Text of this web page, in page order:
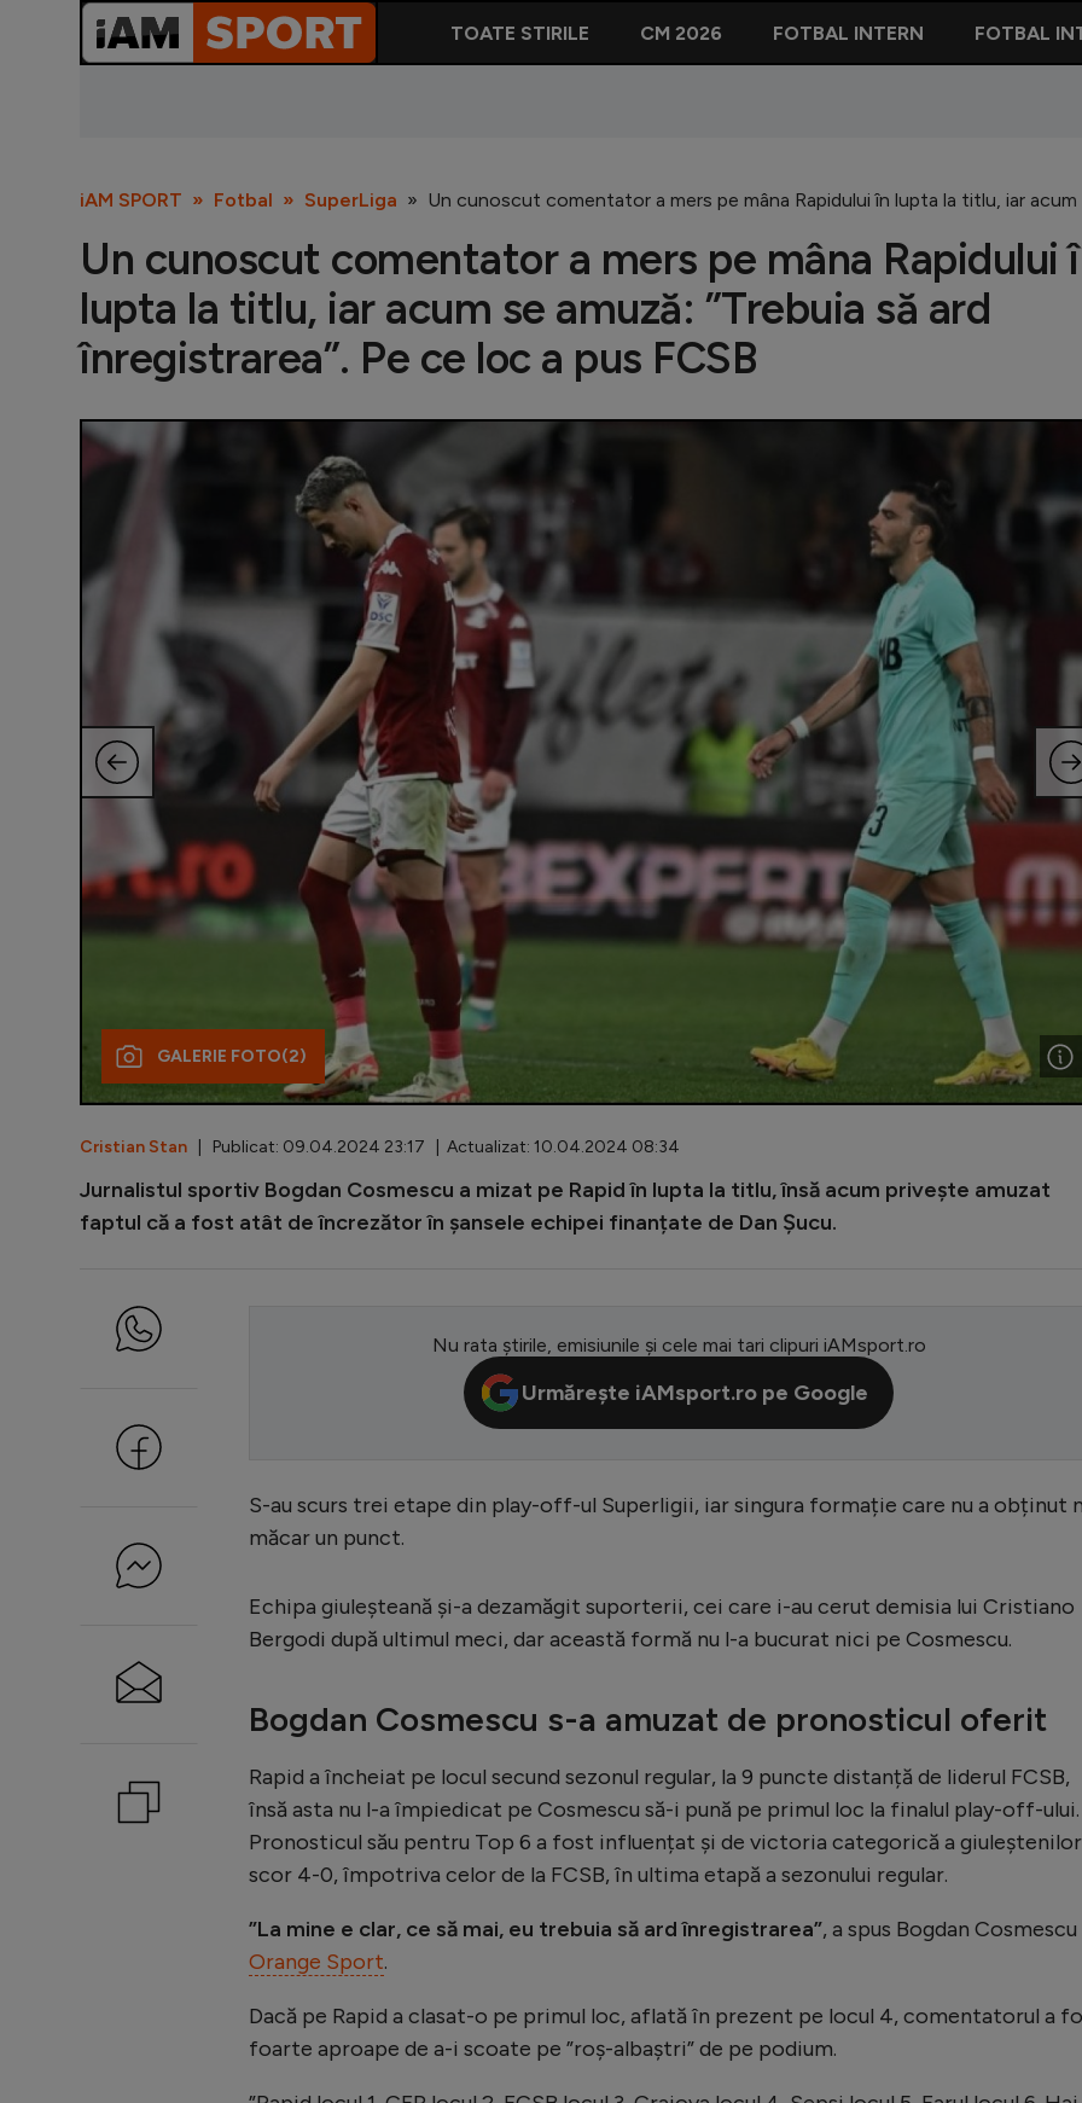
TOATE STIRILE CM 2026 FOTBAL INTERN FOTBAL
iAM SPORT Fotbal SuperLiga Un cunoscut comentator a mers pe mâna Rapidului în lupta la titlu, iar acum
Un cunoscut comentator a mers pe mâna Rapidului
lupta la titlu, iar acum se amuză: ”Trebuia să ard
înregistrarea”. Pe ce loc a pus FCSB
GALERIE FOTO(2)
Cristian Stan | Publicat: 09.04.2024 23:17 | Actualizat: 10.04.2024 08:34
Jurnalistul sportiv Bogdan Cosmescu a mizat pe Rapid în lupta la titlu, însă acum privește amuzat
faptul că a fost atât de încrezător în șansele echipei finanțate de Dan Șucu.
Nu rata știrile, emisiunile și cele mai tari clipuri iAMsport.ro
Urmărește iAMsport.ro pe Google
S-au scurs trei etape din play-off-ul Superligii, iar singura formație care nu a obținut
măcar un punct.
Echipa giuleșteană și-a dezamăgit suporterii, cei care i-au cerut demisia lui Cristiano
Bergodi după ultimul meci, dar această formă nu l-a bucurat nici pe Cosmescu.
Bogdan Cosmescu s-a amuzat de pronosticul oferit
Rapid a încheiat pe locul secund sezonul regular, la 9 puncte distanță de liderul FCSB,
însă asta nu l-a împiedicat pe Cosmescu să-i pună pe primul loc la finalul play-off-ului.
Pronosticul său pentru Top 6 a fost influențat și de victoria categorică a
scor 4-0, împotriva celor de la FCSB, în ultima etapă a sezonului regular.
”La mine e clar, ce să mai, eu trebuia să ard înregistrarea”, a spus Bogdan Cosmescu
Orange Sport.
Dacă pe Rapid a clasat-o pe primul loc, aflată în prezent pe locul 4, comentatorul a
foarte aproape de a-i scoate pe ”roș-albaștri” de pe podium.